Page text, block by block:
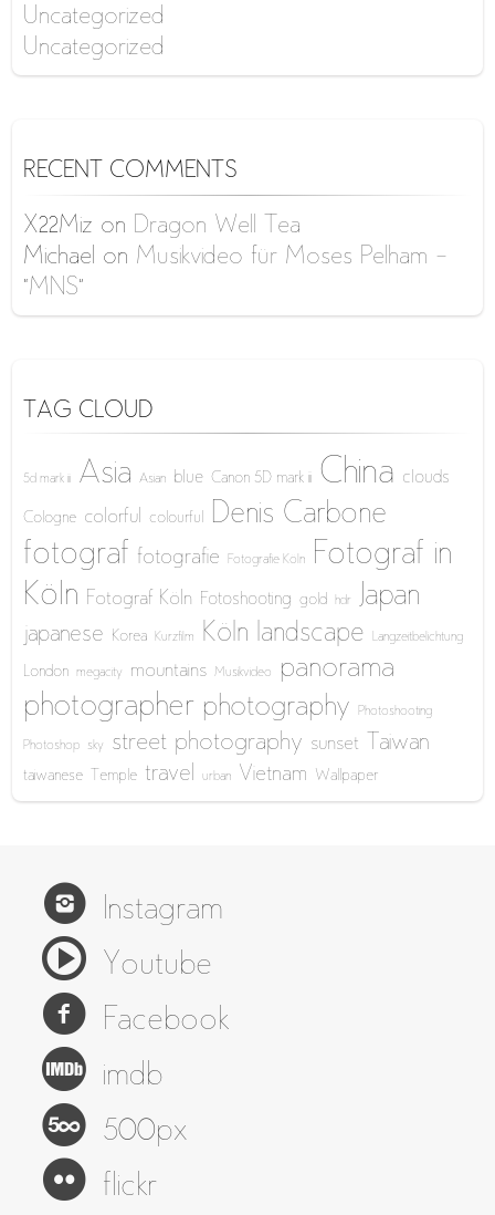
Uncategorized
Uncategorized
RECENT COMMENTS
X22Miz on Dragon Well Tea
Michael on Musikvideo für Moses Pelham –
“MNS”
TAG CLOUD
5d mark iii Asia Asian blue Canon 5D mark iii China clouds
Cologne colorful colourful Denis Carbone
fotograf fotografie Fotografie Köln
Fotograf in
Köln Fotograf Köln Fotoshooting gold hdr Japan
japanese Korea Kurzfilm Köln landscape Langzeitbelichtung
London megacity mountains Musikvideo panorama
photographer photography Photoshooting
Photoshop sky street photography sunset Taiwan
taiwanese Temple travel urban Vietnam Wallpaper
Instagram
Youtube
Facebook
imdb
500px
flickr